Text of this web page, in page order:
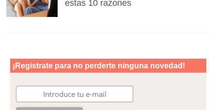
estas 10 razones